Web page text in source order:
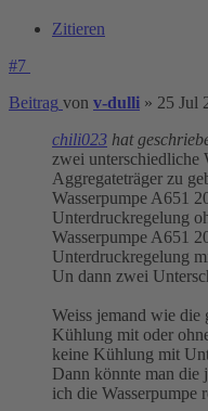
Zitieren
#7
Beitrag von v-dulli » 25 Jul
chili023 hat
zwei unterschiedliche
Aggregateträger zu
Wasserpumpe A651
Unterdruckregelung
Wasserpumpe A651
Unterdruckregelung
Un dann zwei
Weiss jemand wie die
Kühlung mit oder
keine Kühlung mit
Dann könnte man die
ich die Wasserpumpe